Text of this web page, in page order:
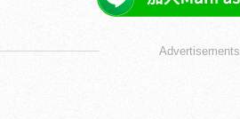
Advertisements